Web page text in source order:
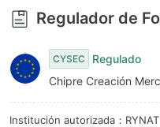
7
8
9
Regulador de
CYSEC
Regulado
Chipre Creación
Institución autorizada：RYNAT